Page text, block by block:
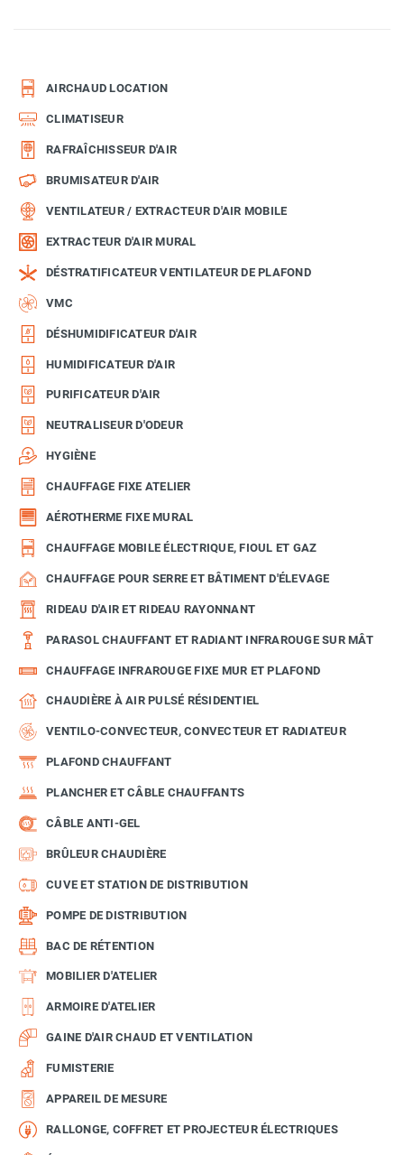
AIRCHAUD LOCATION
CLIMATISEUR
RAFRAÎCHISSEUR D'AIR
BRUMISATEUR D'AIR
VENTILATEUR / EXTRACTEUR D'AIR MOBILE
EXTRACTEUR D'AIR MURAL
DÉSTRATIFICATEUR VENTILATEUR DE PLAFOND
VMC
DÉSHUMIDIFICATEUR D'AIR
HUMIDIFICATEUR D'AIR
PURIFICATEUR D'AIR
NEUTRALISEUR D'ODEUR
HYGIÈNE
CHAUFFAGE FIXE ATELIER
AÉROTHERME FIXE MURAL
CHAUFFAGE MOBILE ÉLECTRIQUE, FIOUL ET GAZ
CHAUFFAGE POUR SERRE ET BÂTIMENT D'ÉLEVAGE
RIDEAU D'AIR ET RIDEAU RAYONNANT
PARASOL CHAUFFANT ET RADIANT INFRAROUGE SUR MÂT
CHAUFFAGE INFRAROUGE FIXE MUR ET PLAFOND
CHAUDIÈRE À AIR PULSÉ RÉSIDENTIEL
VENTILO-CONVECTEUR, CONVECTEUR ET RADIATEUR
PLAFOND CHAUFFANT
PLANCHER ET CÂBLE CHAUFFANTS
CÂBLE ANTI-GEL
BRÛLEUR CHAUDIÈRE
CUVE ET STATION DE DISTRIBUTION
POMPE DE DISTRIBUTION
BAC DE RÉTENTION
MOBILIER D'ATELIER
ARMOIRE D'ATELIER
GAINE D'AIR CHAUD ET VENTILATION
FUMISTERIE
APPAREIL DE MESURE
RALLONGE, COFFRET ET PROJECTEUR ÉLECTRIQUES